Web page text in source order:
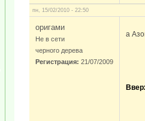
пн, 15/02/2010 - 22:50
оригами
Не в сети
черного дерева
Регистрация: 21/07/2009
а